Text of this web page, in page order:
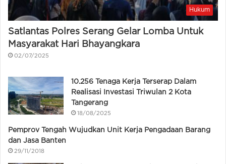
Hukum
Satlantas Polres Serang Gelar Lomba Untuk
Masyarakat Hari Bhayangkara
02/07/2025
10.256 Tenaga Kerja Terserap Dalam
Realisasi Investasi Triwulan 2 Kota
Tangerang
18/08/2025
Pemprov Tengah Wujudkan Unit Kerja Pengadaan Barang
dan Jasa Banten
29/11/2018